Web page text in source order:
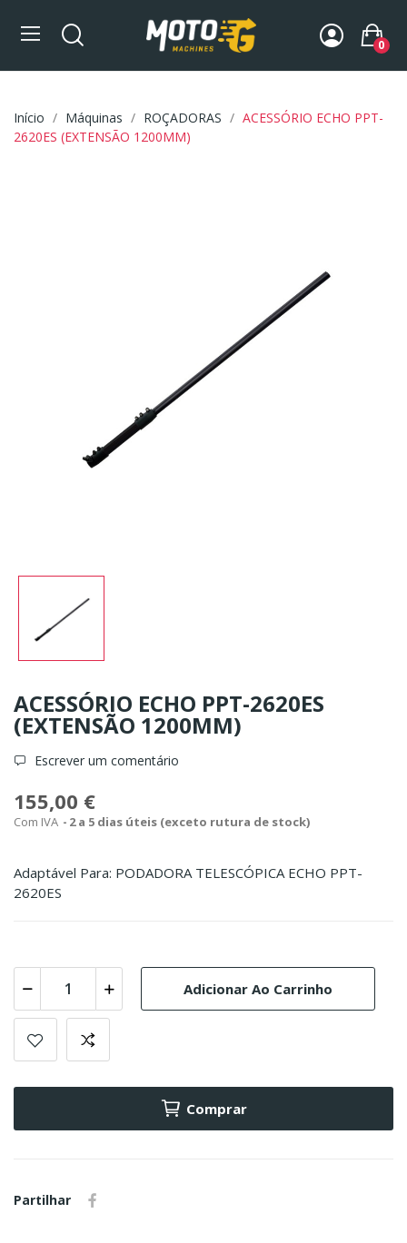
0
Início Máquinas ROÇADORAS
ACESSÓRIO ECHO PPT-
2620ES (EXTENSÃO 1200MM)
ACESSÓRIO ECHO PPT-2620ES
(EXTENSÃO 1200MM)
Escrever um comentário
155,00 €
Com IVA 2 a 5 dias úteis (exceto rutura de stock)
Adaptável Para: PODADORA TELESCÓPICA ECHO PPT-
2620ES
Adicionar Ao Carrinho
Comprar
Partilhar